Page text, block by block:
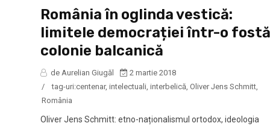
România în oglinda vestică:
limitele democrației într-o fostă
colonie balcanică
de Aurelian Giugăl
2 martie 2018
/
tag-uri:centenar, intelectuali interbelică Oliver Jens Schmitt
România
Oliver Jens Schmitt: etno-naționalismul ortodox, ideologia